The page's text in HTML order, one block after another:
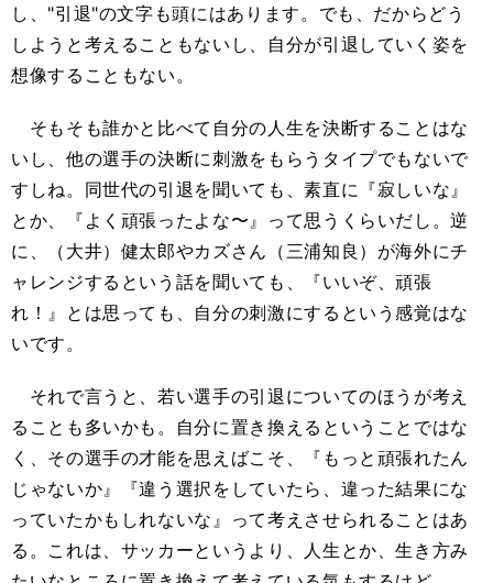
し、"引退"の文字も頭にはあります。でも、だからどう
しようと考えることもないし、自分が引退していく姿を
想像することもない。
そもそも誰かと比べて自分の人生を決断することはな
いし、他の選手の決断に刺激をもらうタイプでもないで
すしね。同世代の引退を聞いても、素直に『寂しいな』
とか、『よく頑張ったよな〜』って思うくらいだし。逆
に、（大井）健太郎やカズさん（三浦知良）が海外にチ
ャレンジするという話を聞いても、『いいぞ、頑張
れ！』とは思っても、自分の刺激にするという感覚はな
いです。
それで言うと、若い選手の引退についてのほうが考え
ることも多いかも。自分に置き換えるということではな
く、その選手の才能を思えばこそ、『もっと頑張れたん
じゃないか』『違う選択をしていたら、違った結果にな
っていたかもしれないな』って考えさせられることはあ
る。これは、サッカーというより、人生とか、生き方み